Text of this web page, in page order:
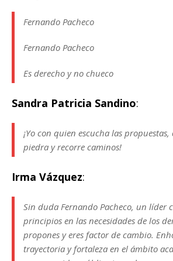
Fernando Pacheco
Fernando Pacheco
Es derecho y no chueco
Sandra Patricia Sandino:
¡Yo con quien escucha las
piedra y recorre caminos!
Irma Vázquez:
Sin duda Fernando Pacheco, un líder
principios en las necesidades de los
propones y eres factor de cambio.
trayectoria y fortaleza en el ámbito